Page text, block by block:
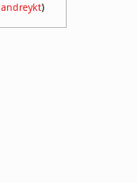
andreykt)